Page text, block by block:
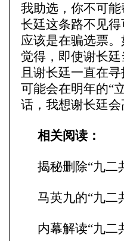
我助选，你不可
长廷这条路不见
应该是在骗选票
觉得，即使谢长
且谢长廷一直在
可能会在明年的“
话，我想谢长廷
相关阅读：
揭秘删除“九二
马英九的“九二
内幕解读“九二